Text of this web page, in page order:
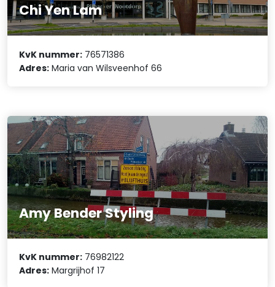
Chi Yen Lam
KvK nummer: 76571386
Adres: Maria van Wilsveenhof 66
Amy Bender Styling
KvK nummer: 76982122
Adres: Margrijhof 17